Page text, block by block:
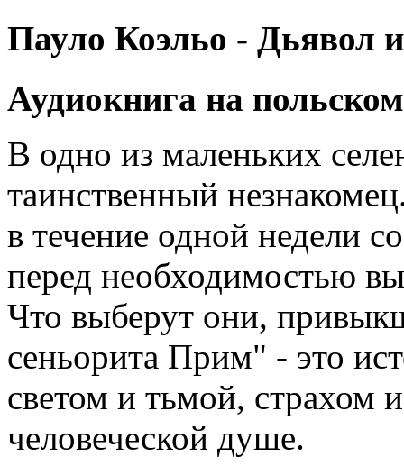
Пауло Коэльо - Дьявол
Аудиокнига на
В одно из маленьких
таинственный
в течение одной недели
перед необходимостью
Что выберут они,
сеньорита Прим" - это
светом и тьмой, страхом
человеческой душе.